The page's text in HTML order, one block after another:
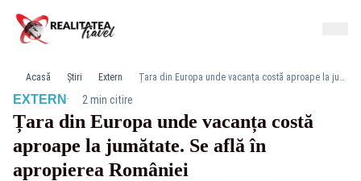
Acasă Știri Extern Țara din Europa unde vacanța costă aproape la jumătate. Se află în apropierea României
EXTERN · 2 min citire
Țara din Europa unde vacanța costă
aproape la jumătate. Se află în
apropierea României